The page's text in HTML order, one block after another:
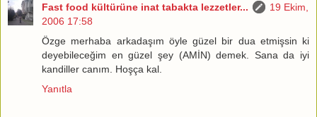
Fast food kültürüne inat tabakta lezzetler...
19 Ekim,
2006 17:58
Özge merhaba arkadaşım öyle güzel bir dua etmişsin ki
deyebileceğim en güzel şey (AMİN) demek. Sana da iyi
kandiller canım. Hoşça kal.
Yanıtla